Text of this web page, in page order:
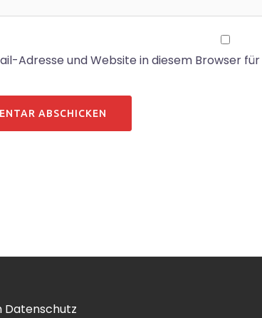
Adresse und Website in diesem Browser
Datenschutz